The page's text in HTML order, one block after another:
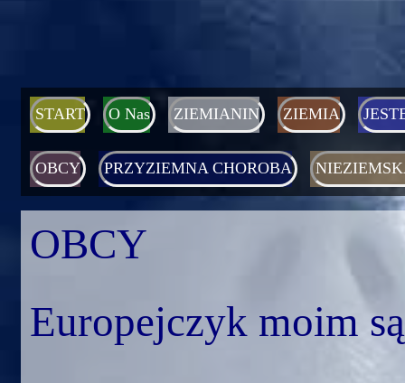
START O Nas ZIEMIANIN ZIEMIA
OBCY PRZYZIEMNA CHOROBA
OBCY
Europejczyk moim